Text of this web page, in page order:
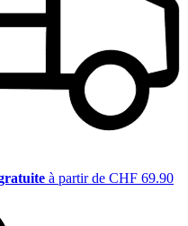
à partir de CHF 69.90